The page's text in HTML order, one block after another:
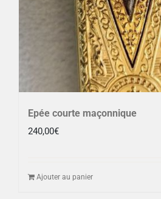
Epée courte maçonnique
240,00€
Ajouter au panier